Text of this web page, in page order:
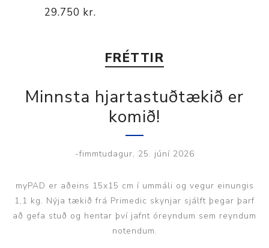
29.750 kr.
FRÉTTIR
Minnsta hjartastuðtækið er
komið!
-fimmtudagur, 25. júní 2026
myPAD er aðeins 15x15 cm í ummáli og vegur einungis
1,1 kg. Nýja tækið frá Primedic skynjar sjálft þegar þarf
að gefa stuð og hentar því jafnt óreyndum sem reyndum
notendum.